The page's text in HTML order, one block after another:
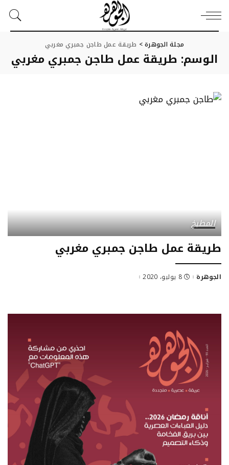
مجلة الجوهرة> طريقة عمل طاجن جمبري مغربي
الوسم: طريقة عمل طاجن جمبري مغربي
المطبخ
طريقة عمل طاجن جمبري مغربي
الجوهرة 8 يوليو، 2020